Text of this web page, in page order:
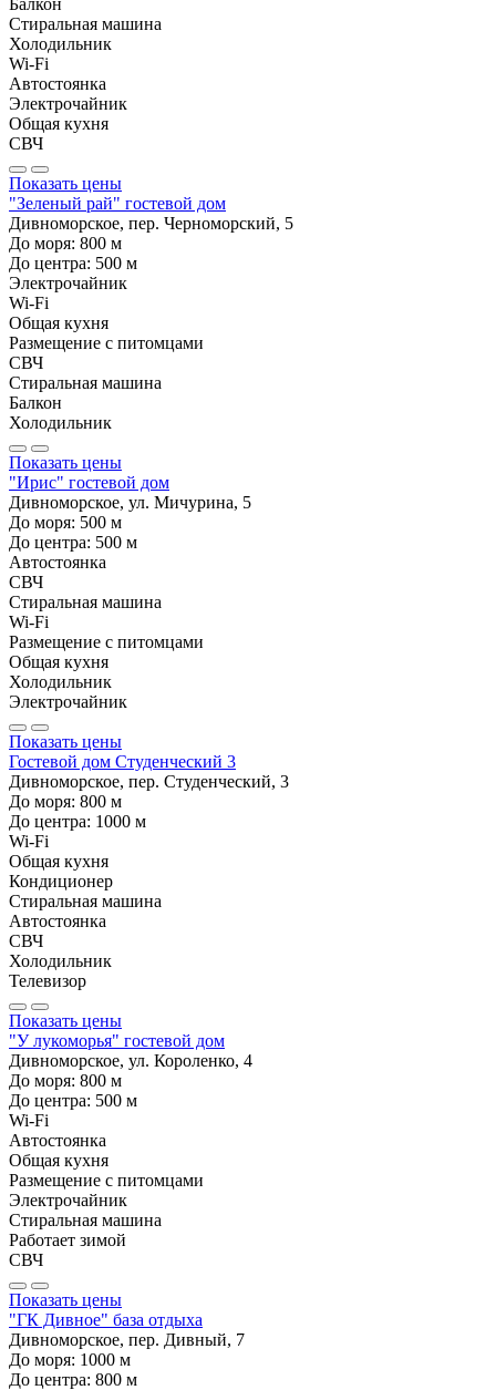
Стиральная машина
Холодильник
Wi-Fi
Автостоянка
Электрочайник
Общая кухня
СВЧ
Показать цены
"Зеленый рай" гостевой дом
Дивноморское, пер. Черноморский, 5
До моря: 800 м
До центра: 500 м
Электрочайник
Wi-Fi
Общая кухня
Размещение с питомцами
СВЧ
Стиральная машина
Балкон
Холодильник
Показать цены
"Ирис" гостевой дом
Дивноморское, ул. Мичурина, 5
До моря: 500 м
До центра: 500 м
Автостоянка
СВЧ
Стиральная машина
Wi-Fi
Размещение с питомцами
Общая кухня
Холодильник
Электрочайник
Показать цены
Гостевой дом Студенческий 3
Дивноморское, пер. Студенческий, 3
До моря: 800 м
До центра: 1000 м
Wi-Fi
Общая кухня
Кондиционер
Стиральная машина
Автостоянка
СВЧ
Холодильник
Телевизор
Показать цены
"У лукоморья" гостевой дом
Дивноморское, ул. Короленко, 4
До моря: 800 м
До центра: 500 м
Wi-Fi
Автостоянка
Общая кухня
Размещение с питомцами
Электрочайник
Стиральная машина
Работает зимой
СВЧ
Показать цены
"ГК Дивное" база отдыха
Дивноморское, пер. Дивный, 7
До моря: 1000 м
До центра: 800 м